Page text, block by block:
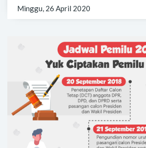
Minggu, 26 April 2020